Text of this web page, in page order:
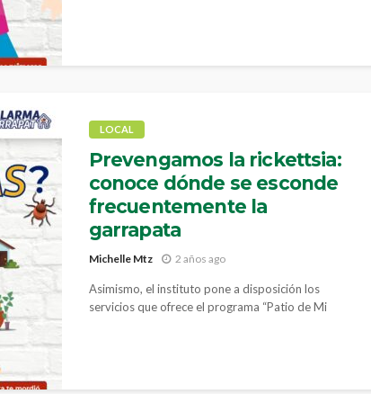
LOCAL
Prevengamos la rickettsia:
conoce dónde se esconde
frecuentemente la
garrapata
Michelle Mtz 2 años ago
Asimismo, el instituto pone a disposición los
servicios que ofrece el programa “Patio de Mi